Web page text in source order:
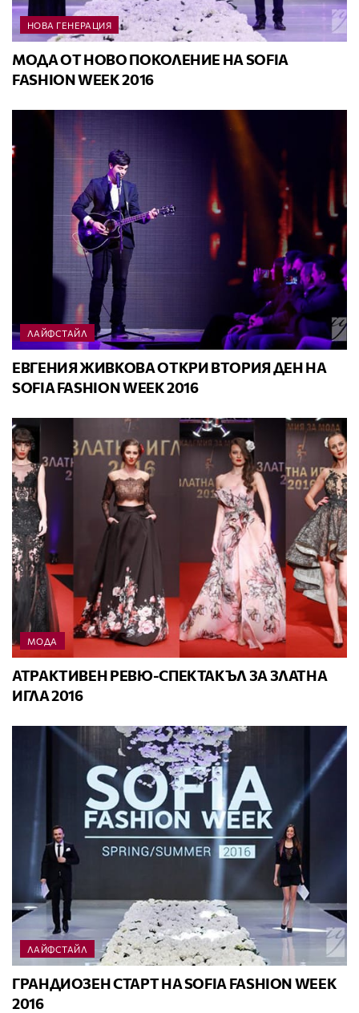
НОВА ГЕНЕРАЦИЯ
МОДА ОТ НОВО ПОКОЛЕНИЕ НА SOFIA
FASHION WEEK 2016
ЛАЙФСТАЙЛ
ЕВГЕНИЯ ЖИВКОВА ОТКРИ ВТОРИЯ ДЕН НА
SOFIA FASHION WEEK 2016
МОДА
АТРАКТИВЕН РЕВЮ-СПЕКТАКЪЛ ЗА ЗЛАТНА
ИГЛА 2016
ЛАЙФСТАЙЛ
ГРАНДИОЗЕН СТАРТ НА SOFIA FASHION WEEK
2016